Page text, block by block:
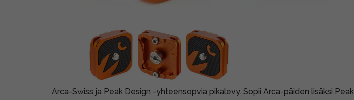
Arca-Swiss ja Peak Design -yhteensopvia pikalevy. Sopii Arca-päiden lisäksi Peak